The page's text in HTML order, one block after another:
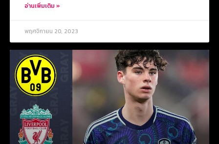
อ่านเพิ่มเติม »
พฤศจิกายน 20, 2023